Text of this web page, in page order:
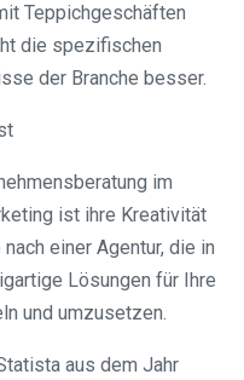
Teppichgeschäften
die spezifischen
der Branche besser.
im
ist ihre Kreativität
einer Agentur, die in
Lösungen für Ihre
und umzusetzen.
aus dem Jahr